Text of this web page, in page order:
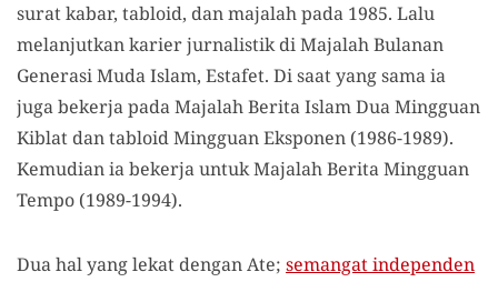
surat kabar, tabloid, dan majalah pada 1985. Lalu
melanjutkan karier jurnalistik di Majalah Bulanan
Generasi Muda Islam, Estafet. Di saat yang sama ia
juga bekerja pada Majalah Berita Islam Dua Mingguan
Kiblat dan tabloid Mingguan Eksponen (1986-1989).
Kemudian ia bekerja untuk Majalah Berita Mingguan
Tempo (1989-1994).
Dua hal yang lekat dengan Ate; semangat independen